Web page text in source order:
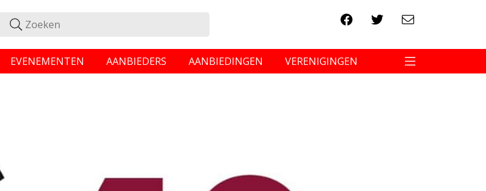
EVENEMENTEN AANBIEDERS AANBIEDINGEN VERENIGINGEN